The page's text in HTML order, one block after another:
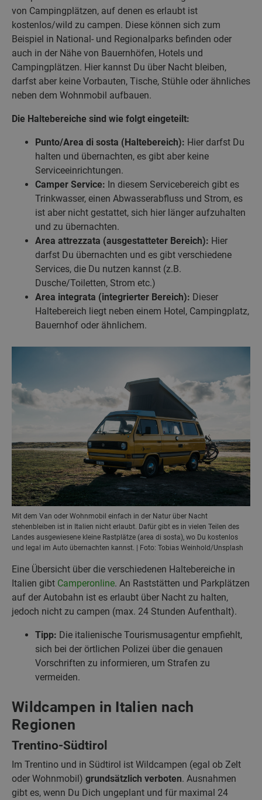
von Campingplätzen, auf denen es erlaubt ist
kostenlos/wild zu campen. Diese können sich zum
Beispiel in National- und Regionalparks befinden oder
auch in der Nähe von Bauernhöfen, Hotels und
Campingplätzen. Hier kannst Du über Nacht bleiben,
darfst aber keine Vorbauten, Tische, Stühle oder ähnliches
neben dem Wohnmobil aufbauen.
Die Haltebereiche sind wie folgt eingeteilt:
Punto/Area di sosta (Haltebereich): Hier darfst Du
halten und übernachten, es gibt aber keine
Serviceeinrichtungen.
Camper Service: In diesem Servicebereich gibt es
Trinkwasser, einen Abwasserabfluss und Strom, es
ist aber nicht gestattet, sich hier länger aufzuhalten
und zu übernachten.
Area attrezzata (ausgestatteter Bereich): Hier
darfst Du übernachten und es gibt verschiedene
Services, die Du nutzen kannst (z.B.
Dusche/Toiletten, Strom etc.)
Area integrata (integrierter Bereich): Dieser
Haltebereich liegt neben einem Hotel, Campingplatz,
Bauernhof oder ähnlichem.
Mit dem Van oder Wohnmobil einfach in der Natur über Nacht
stehenbleiben ist in Italien nicht erlaubt. Dafür gibt es in vielen Teilen des
Landes ausgewiesene kleine Rastplätze (area di sosta), wo Du kostenlos
und legal im Auto übernachten kannst. | Foto: Tobias Weinhold/Unsplash
Eine Übersicht über die verschiedenen Haltebereiche in
Italien gibt Camperonline. An Raststätten und Parkplätzen
auf der Autobahn ist es erlaubt über Nacht zu halten,
jedoch nicht zu campen (max. 24 Stunden Aufenthalt).
Tipp: Die italienische Tourismusagentur empfiehlt,
sich bei der örtlichen Polizei über die genauen
Vorschriften zu informieren, um Strafen zu
vermeiden.
Wildcampen in Italien nach
Regionen
Trentino-Südtirol
Im Trentino und in Südtirol ist Wildcampen (egal ob Zelt
oder Wohnmobil) grundsätzlich verboten. Ausnahmen
gibt es, wenn Du Dich ungeplant und für maximal 24